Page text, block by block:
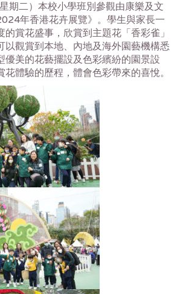
期二）本校小學班別參觀由康樂及文
年香港花卉展覽》。學生與家長一
的賞花盛事，欣賞到主題花「香彩雀」
以觀賞到本地、內地及海外園藝機構悉
優美的花藝擺設及色彩繽紛的園景設
體驗的歷程，體會色彩帶來的喜悅。